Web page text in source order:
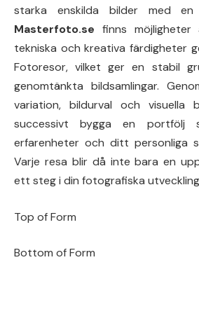
starka enskilda bilder med
Masterfoto.se finns
tekniska och kreativa färdigheter
Fotoresor, vilket ger en stabil
genomtänkta bildsamlingar.
variation, bildurval och visuella
successivt bygga en portfölj
erfarenheter och ditt personliga
Varje resa blir då inte bara en
ett steg i din fotografiska
Top of Form
Bottom of Form